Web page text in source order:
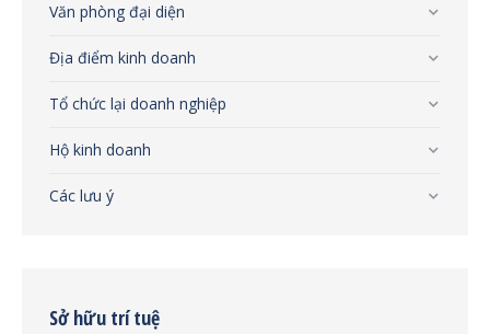
Văn phòng đại diện
Địa điểm kinh doanh
Tổ chức lại doanh nghiệp
Hộ kinh doanh
Các lưu ý
Sở hữu trí tuệ